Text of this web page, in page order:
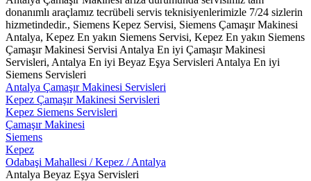
donanımlı araçlamız tecrübeli servis teknisiyenlerimizle 7/24 sizlerin
hizmetindedir., Siemens Kepez Servisi, Siemens Çamaşır Makinesi
Antalya, Kepez En yakın Siemens Servisi, Kepez En yakın Siemens
Çamaşır Makinesi Servisi Antalya En iyi Çamaşır Makinesi
Servisleri, Antalya En iyi Beyaz Eşya Servisleri Antalya En iyi
Siemens Servisleri
Antalya Çamaşır Makinesi Servisleri
Kepez Çamaşır Makinesi Servisleri
Kepez Siemens Servisleri
Çamaşır Makinesi
Siemens
Kepez
Odabaşi Mahallesi / Kepez / Antalya
Antalya Beyaz Eşya Servisleri